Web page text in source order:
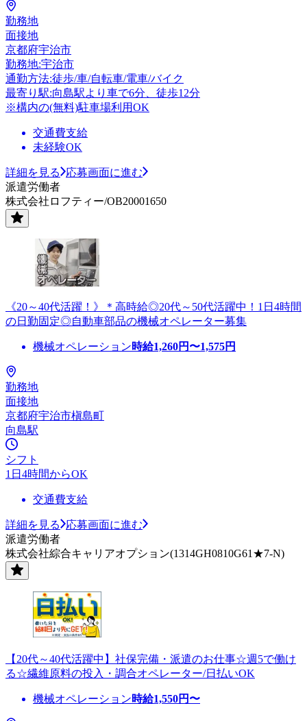
勤務地
面接地
京都府宇治市
勤務地:宇治市
通勤方法:徒歩/車/自転車/電車/バイク
最寄り駅:向島駅より車で6分、徒歩12分
※構内の(無料)駐車場利用OK
交通費支給
未経験OK
詳細を見る
応募画面に進む
派遣労働者
株式会社ロフティー/OB20001650
《20～40代活躍！》＊高時給◎20代～50代活躍中！1日4時間
の日勤固定◎自動車部品の機械オペレーター募集
機械オペレーション時給1,260円〜1,575円
勤務地
面接地
京都府宇治市槇島町
向島駅
シフト
1日4時間からOK
交通費支給
詳細を見る
応募画面に進む
派遣労働者
株式会社綜合キャリアオプション(1314GH0810G61★7-N)
【20代～40代活躍中】社保完備・派遣のお仕事☆週5で働け
る☆繊維原料の投入・調合オペレーター/日払いOK
機械オペレーション時給1,550円〜